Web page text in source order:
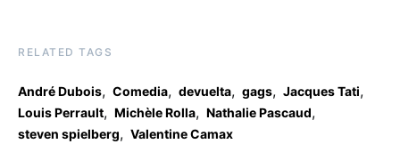
RELATED TAGS
André Dubois, Comedia, devuelta, gags, Jacques Tati,
Louis Perrault, Michèle Rolla, Nathalie Pascaud,
steven spielberg, Valentine Camax